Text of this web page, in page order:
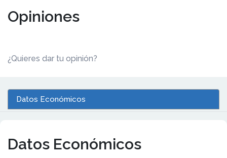
Opiniones
¿Quieres dar tu opinión?
Datos Económicos
Datos Económicos